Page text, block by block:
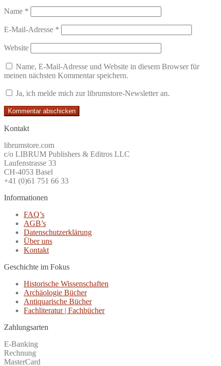
Name *
E-Mail-Adresse *
Website
Name, E-Mail-Adresse und Website in diesem Browser für
meinen nächsten Kommentar speichern.
Ja, ich melde mich zur librumstore-Newsletter an.
Kontakt
librumstore.com
c/o LIBRUM Publishers & Editros LLC
Laufenstrasse 33
CH-4053 Basel
+41 (0)61 751 66 33
Informationen
FAQ’s
AGB’s
Datenschutzerklärung
Über uns
Kontakt
Geschichte im Fokus
Historische Wissenschaften
Archäologie Bücher
Antiquarische Bücher
Fachliteratur | Fachbücher
Zahlungsarten
E-Banking
Rechnung
MasterCard